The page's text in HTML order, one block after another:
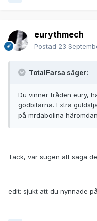
eurythmech
Postad 23
TotalFarsa säger:
Du vinner tråden eury,
godbitarna. Extra
på mrdabolina häromdan
Tack, var sugen att säga
edit: sjukt att du nynnade